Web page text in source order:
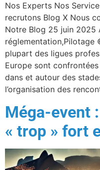
Nos Experts Nos
recrutons Blog X Nous
Notre Blog 25 juin 2025
réglementation,Pilotage
plupart des ligues
Europe sont
dans et autour des
l’organisation des
Méga-event
« trop » fort